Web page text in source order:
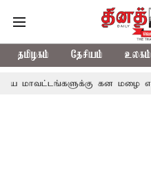
தமிழகம் தேசியம் உலகம்
கன மழை எச்சரிக்கை